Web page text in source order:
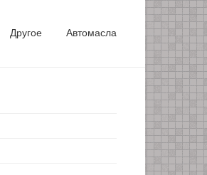
Другое Автомасла